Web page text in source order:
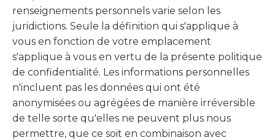
renseignements personnels varie selon les
juridictions. Seule la définition qui s'applique à
vous en fonction de votre emplacement
s'applique à vous en vertu de la présente politique
de confidentialité. Les informations personnelles
n'incluent pas les données qui ont été
anonymisées ou agrégées de manière irréversible
de telle sorte qu'elles ne peuvent plus nous
permettre, que ce soit en combinaison avec